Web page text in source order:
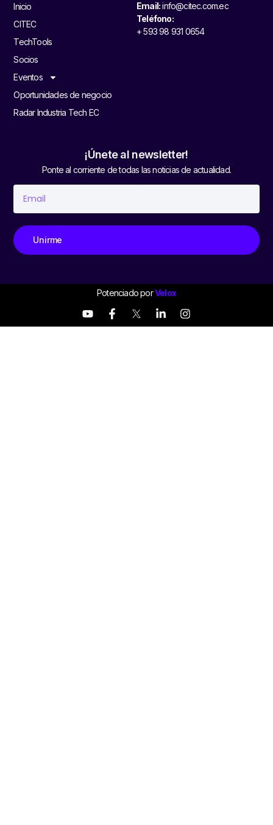
Inicio
CITEC
TechTools
Socios
Eventos
Oportunidades de negocio
Radar Industria Tech EC
Email:info@citec.com.ec
Teléfono:
+ 593 98 931 0654
¡Únete al newsletter!
Ponte al corriente de todas las noticias de actualidad.
Unirme
Potenciado porVelox